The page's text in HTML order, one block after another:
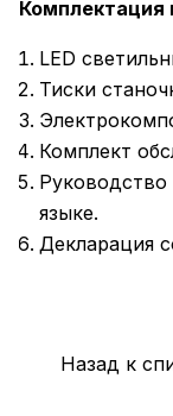
Комплектация
LED
Тиски
Комплект
Руководство
языке.
Декларация
Назад к